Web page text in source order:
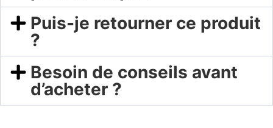
Puis-je retourner ce produit
?
Besoin de conseils avant
d’acheter ?